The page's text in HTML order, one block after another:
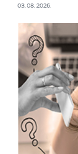
03. 08. 2026.